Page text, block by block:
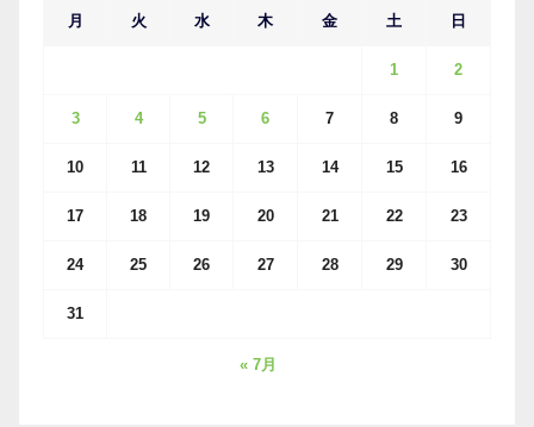
月 火 水 木 金 土 日
1 2
3 4 5 6 7 8 9
10 11 12 13 14 15 16
17 18 19 20 21 22 23
24 25 26 27 28 29 30
31
« 7月